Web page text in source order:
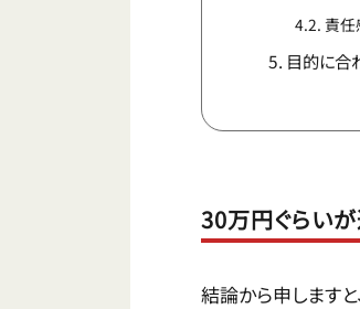
責任
目的に合
30万円ぐらい
結論から申しますと